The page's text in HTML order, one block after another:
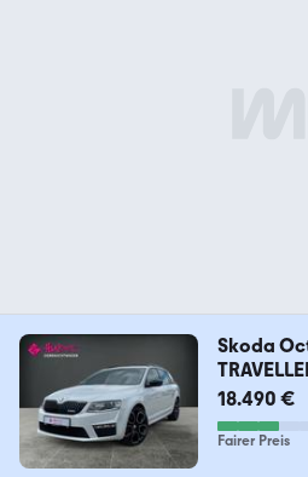
Skoda
18.490 €
Fairer Preis